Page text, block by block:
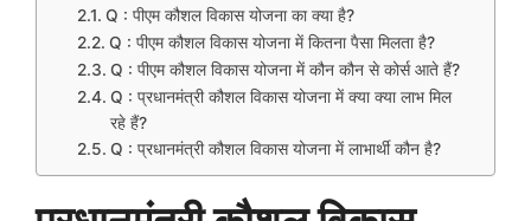
Q : पीएम कौशल विकास योजना का क्या है?
Q : पीएम कौशल विकास योजना में कितना पैसा मिलता है?
Q : पीएम कौशल विकास योजना में कौन कौन से कोर्स आते हैं?
Q : प्रधानमंत्री कौशल विकास योजना में क्या क्या लाभ मिल
रहे हैं?
Q : प्रधानमंत्री कौशल विकास योजना में लाभार्थी कौन है?